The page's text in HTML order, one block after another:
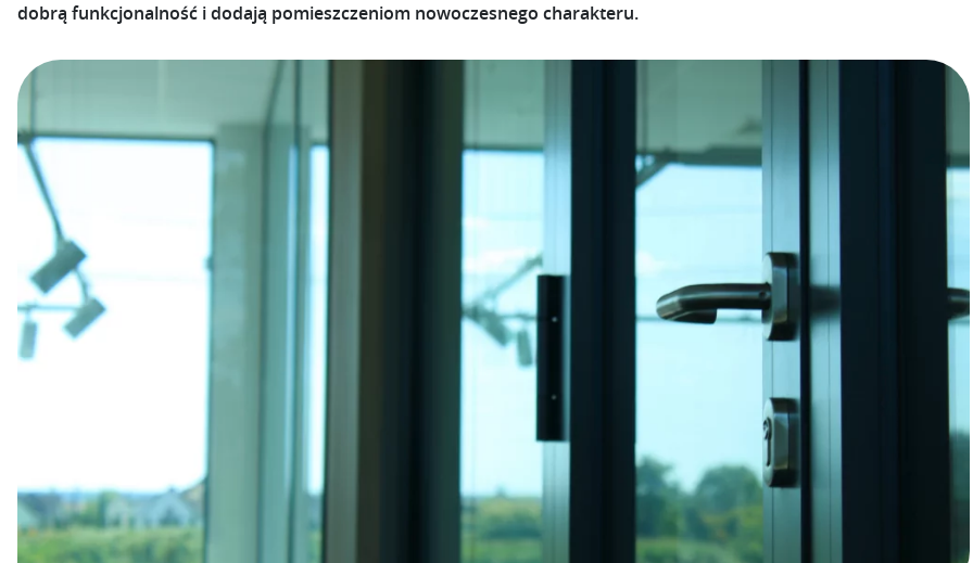
dobrą funkcjonalność i dodają pomieszczeniom nowoczesnego charakteru.